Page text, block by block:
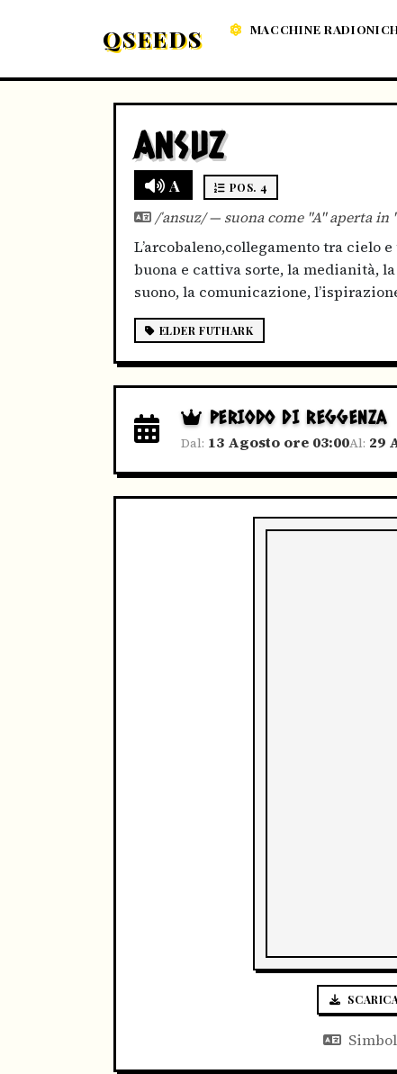
QSEEDS MACCHINE
ANSUZ
A POS. 4
/ˈansuz/ — suona come "A" aperta
L’arcobaleno,collegamento tra cielo
buona e cattiva sorte, la medianità,
suono, la comunicazione,
ELDER FUTHARK
PERIODO DI REGGENZA
Dal: 13 Agosto ore 03:00Al: 29